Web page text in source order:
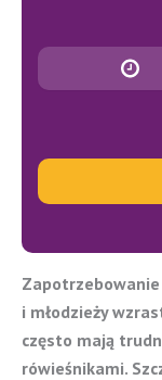
Godzina
Godzina
i młodzieży
często mają
rówieśnikami.